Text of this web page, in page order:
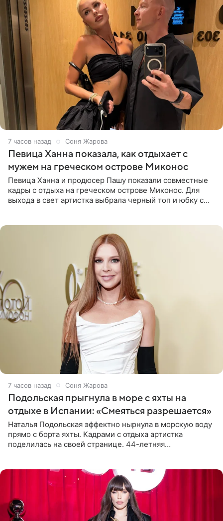
7 часов назад Соня Жарова
Певица Ханна показала, как отдыхает с
мужем на греческом острове Миконос
Певица Ханна и продюсер Пашу показали совместные
кадры с отдыха на греческом острове Миконос. Для
выхода в свет артистка выбрала черный топ и юбку с
7 часов назад Соня Жарова
Подольская прыгнула в море с яхты на
отдыхе в Испании: «Смеяться разрешается»
Наталья Подольская эффектно нырнула в морскую воду
прямо с борта яхты. Кадрами с отдыха артистка
поделилась на своей странице. 44-летняя